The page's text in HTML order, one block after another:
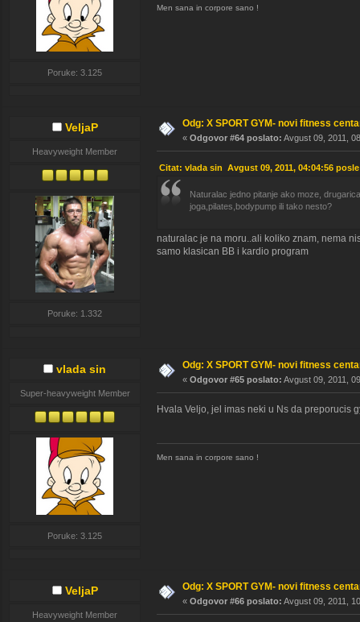
Poruke: 3.125
Men sana in corpore sano !
VeljaP
Heavyweight Member
Poruke: 1.332
Odg: X SPORT GYM- novi fitness
« Odgovor #64 poslato: Avgust 09, 2011,
Citat: vlada sin Avgust 09, 2011, 04:04:56
Naturalac jedno pitanje ako moze,
joga,pilates,bodypump ili tako nesto?
naturalac je na moru..ali koliko znam, nema
samo klasican BB i kardio program
vlada sin
Super-heavyweight Member
Poruke: 3.125
Odg: X SPORT GYM- novi fitness
« Odgovor #65 poslato: Avgust 09, 2011,
Hvala Veljo, jel imas neki u Ns da preporucis
Men sana in corpore sano !
VeljaP
Heavyweight Member
Odg: X SPORT GYM- novi fitness
« Odgovor #66 poslato: Avgust 09, 2011,